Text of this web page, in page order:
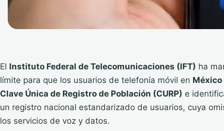
El Instituto Federal de Telecomunicaciones (IFT) ha
límite para que los usuarios de telefonía móvil en México
Clave Única de Registro de Población (CURP) e
un registro nacional estandarizado de usuarios, cuya
los servicios de voz y datos.